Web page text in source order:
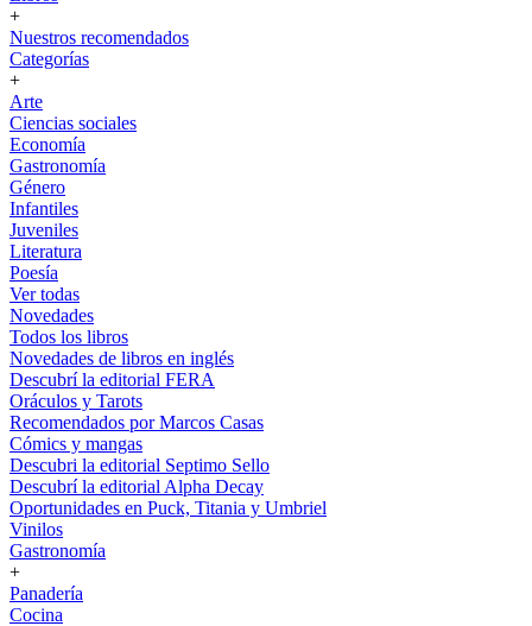
+
Nuestros recomendados
Categorías
+
Arte
Ciencias sociales
Economía
Gastronomía
Género
Infantiles
Juveniles
Literatura
Poesía
Ver todas
Novedades
Todos los libros
Novedades de libros en inglés
Descubrí la editorial FERA
Oráculos y Tarots
Recomendados por Marcos Casas
Cómics y mangas
Descubri la editorial Septimo Sello
Descubrí la editorial Alpha Decay
Oportunidades en Puck, Titania y Umbriel
Vinilos
Gastronomía
+
Panadería
Cocina